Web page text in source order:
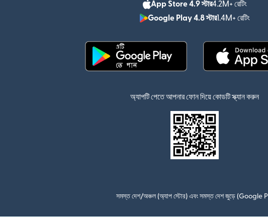
App Store 4.9 স্টার4.2M+ রেটিং
Google Play 4.8 স্টার1.4M+ রেটিং
অ্যাপটি পেতে আপনার ফোন দিয়ে কোডটি স্ক্যান করুন
সমস্ত দেশ/অঞ্চল (অ্যাপ স্টোর) এবং সমস্ত দেশ জুড়ে (Google Play)